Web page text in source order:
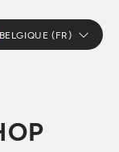
BELGIQUE (FR)